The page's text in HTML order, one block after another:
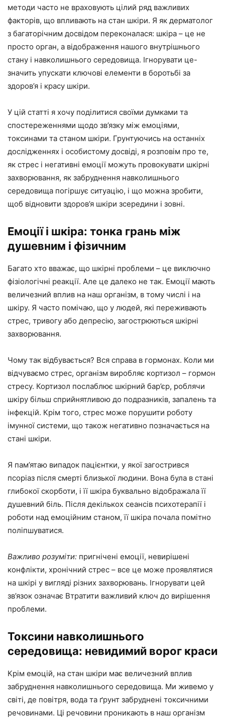
методи часто не враховують цілий ряд важливих
факторів, що впливають на стан шкіри. Я як дерматолог
з багаторічним досвідом переконалася: шкіра – це не
просто орган, а відображення нашого внутрішнього
стану і навколишнього середовища. Ігнорувати це-
значить упускати ключові елементи в боротьбі за
здоров’я і красу шкіри.
У цій статті я хочу поділитися своїми думками та
спостереженнями щодо зв’язку між емоціями,
токсинами та станом шкіри. Грунтуючись на останніх
дослідженнях і особистому досвіді, я розповім про те,
як стрес і негативні емоції можуть провокувати шкірні
захворювання, як забруднення навколишнього
середовища погіршує ситуацію, і що можна зробити,
щоб відновити здоров’я шкіри зсередини і зовні.
Емоції і шкіра: тонка грань між
душевним і фізичним
Багато хто вважає, що шкірні проблеми – це виключно
фізіологічні реакції. Але це далеко не так. Емоції мають
величезний вплив на наш організм, в тому числі і на
шкіру. Я часто помічаю, що у людей, які переживають
стрес, тривогу або депресію, загострюються шкірні
захворювання.
Чому так відбувається? Вся справа в гормонах. Коли ми
відчуваємо стрес, організм виробляє кортизол – гормон
стресу. Кортизол послаблює шкірний бар’єр, роблячи
шкіру більш сприйнятливою до подразників, запалень та
інфекцій. Крім того, стрес може порушити роботу
імунної системи, що також негативно позначається на
стані шкіри.
Я пам’ятаю випадок пацієнтки, у якої загострився
псоріаз після смерті близької людини. Вона була в стані
глибокої скорботи, і її шкіра буквально відображала її
душевний біль. Після декількох сеансів психотерапії і
роботи над емоційним станом, її шкіра почала помітно
поліпшуватися.
Важливо розуміти: пригнічені емоції, невирішені
конфлікти, хронічний стрес – все це може проявлятися
на шкірі у вигляді різних захворювань. Ігнорувати цей
зв’язок означає Втратити важливий ключ до вирішення
проблеми.
Токсини навколишнього
середовища: невидимий ворог краси
Крім емоцій, на стан шкіри має величезний вплив
забруднення навколишнього середовища. Ми живемо у
світі, де повітря, вода та ґрунт забруднені токсичними
речовинами. Ці речовини проникають в наш організм